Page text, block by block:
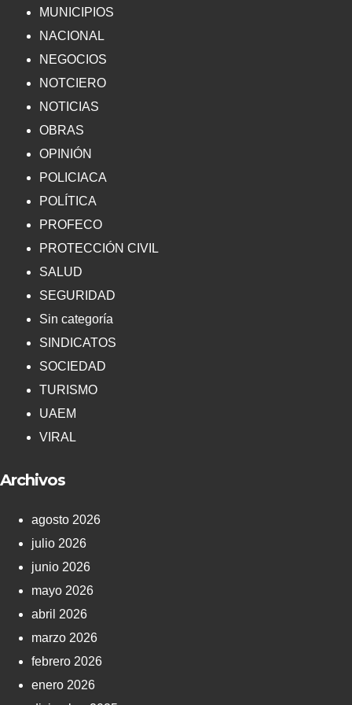
MUNICIPIOS
NACIONAL
NEGOCIOS
NOTCIERO
NOTICIAS
OBRAS
OPINIÓN
POLICIACA
POLÍTICA
PROFECO
PROTECCIÓN CIVIL
SALUD
SEGURIDAD
Sin categoría
SINDICATOS
SOCIEDAD
TURISMO
UAEM
VIRAL
Archivos
agosto 2026
julio 2026
junio 2026
mayo 2026
abril 2026
marzo 2026
febrero 2026
enero 2026